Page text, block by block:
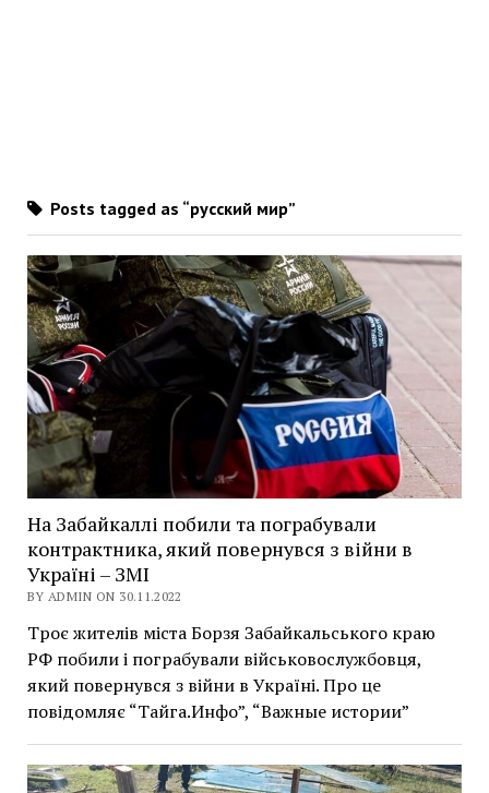
Posts tagged as “русский мир”
На Забайкаллі побили та пограбували
контрактника, який повернувся з війни в
Україні – ЗМІ
BY ADMIN ON 30.11.2022
Троє жителів міста Борзя Забайкальського краю
РФ побили і пограбували військовослужбовця,
який повернувся з війни в Україні. Про це
повідомляє “Тайга.Инфо”, “Важные истории”